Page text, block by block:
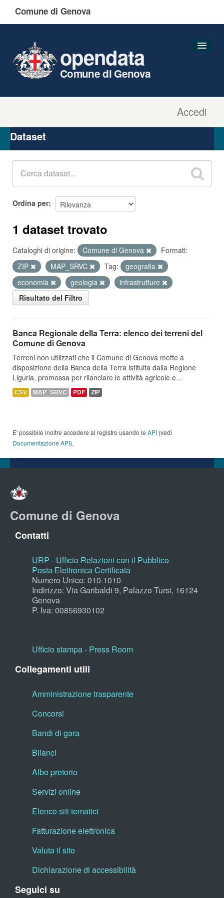
Comune di Genova
Accedi
opendata
Comune di Genova
Organizzazioni
Gruppi
Dataset
Ordina per
1 dataset trovato
Cataloghi di origine: Comune di Genova
Formati:
ZIP
MAP_SRVC Tag:
geografia
economia
geologia
infrastrutture
Risultato del Filtro
Banca Regionale della Terra: elenco dei terreni del
Comune di Genova
Terreni non utilizzati che il Comune di Genova mette a
disposizione della Banca della Terra istituita dalla Regione
Liguria, promossa per rilanciare le attività agricole e...
CSV MAP_SRVC PDF ZIP
E' possibile inoltre accedere al registro usando le API (vedi
Documentazione API).
Comune di Genova
Contatti
URP - Ufficio Relazioni con il Pubblico
Posta Elettronica Certificata
Numero Unico: 010.1010
Indirizzo: Via Garibaldi 9, Palazzo Tursi, 16124
Genova
P. Iva: 00856930102
Ufficio stampa - Press Room
Collegamenti utili
Amministrazione trasparente
Concorsi
Bandi di gara
Bilanci
Albo pretorio
Servizi online
Elenco siti tematici
Fatturazione elettronica
Valuta il sito
Dichiarazione di accessibilità
Seguici su